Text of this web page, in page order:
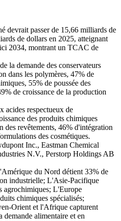
devrait passer de 15,66 milliards de
de dollars en 2025, atteignant
2034, montrant un TCAC de
la demande des conservateurs
dans les polymères, 47% de
55% de poussée des
de croissance de la production
acides respectueux de
des produits chimiques
des revêtements, 46% d'intégration
des cosmétiques.
Inc., Eastman Chemical
N.V., Perstorp Holdings AB
du Nord détient 33% de
industrielle; L'Asie-Pacifique
agrochimiques; L'Europe
chimiques spécialisés;
Orient et l'Afrique capturent
demande alimentaire et en